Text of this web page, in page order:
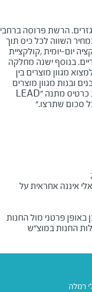
הרשת פרוסה ברחבי
השווה לכל כיס תוך
יום-יומית ,קולקציית
בנוסף ישנה מחלקה
מגוון מוצרים בין
ובנות מגוון מוצרים
LEAD
סכום שתרצו."
איננה אחראית על
פרטני מול החנות
החנות במוצ"ש
רמלה